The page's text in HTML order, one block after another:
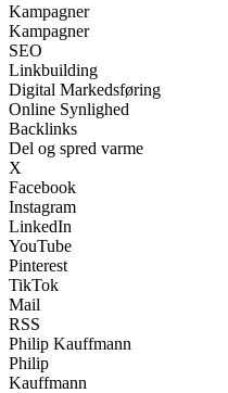
Kampagner
Kampagner
SEO
Linkbuilding
Digital Markedsføring
Online Synlighed
Backlinks
Del og spred varme
X
Facebook
Instagram
LinkedIn
YouTube
Pinterest
TikTok
Mail
RSS
Philip Kauffmann
Philip
Kauffmann